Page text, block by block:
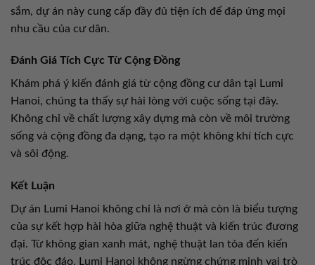
sắm, dự án này cung cấp đầy đủ tiện ích để đáp ứng mọi
nhu cầu của cư dân.
Đánh Giá Tích Cực Từ Cộng Đồng
Khám phá ý kiến đánh giá từ cộng đồng cư dân tại Lumi
Hanoi, chúng ta thấy sự hài lòng với cuộc sống tại đây.
Không chỉ về chất lượng xây dựng mà còn về môi trường
sống và cộng đồng đa dạng, tạo ra một không khí tích cực
và sôi động.
Kết Luận
Dự án Lumi Hanoi không chỉ là nơi ở mà còn là biểu tượng
của sự kết hợp hài hòa giữa nghệ thuật và kiến trúc đương
đại. Từ không gian xanh mát, nghệ thuật lan tỏa đến kiến
trúc độc đáo, Lumi Hanoi không ngừng chứng minh vai trò